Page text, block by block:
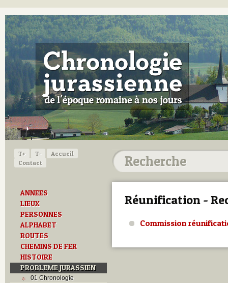
T+ T-
Accueil
Contact
ANNEES
LIEUX
PERSONNES
ALPHABET
ROUTES
CHEMINS DE FER
HISTOIRE
PROBLEME JURASSIEN
01 Chronologie
Réunification -
Commission